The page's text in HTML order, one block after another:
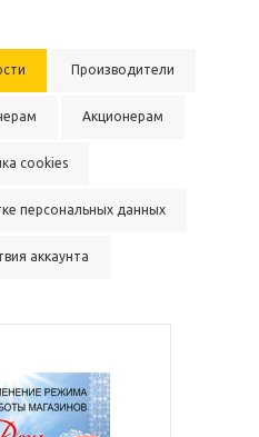
Производители
Акционерам
cookies
персональных данных
аккаунта